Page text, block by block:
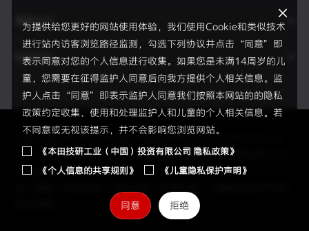
为提供给您更好的网站使用体验，我们使用Cookie和类似技术
进行站内访客浏览路径监测，勾选下列协议并点击“同意”即
表示同意对您的个人信息进行收集。如果您是未满14周岁的儿
童，您需要在征得监护人同意后向我方提供个人相关信息。监
护人点击“同意”即表示监护人同意我们按照本网站的的隐私
政策约定收集、使用和处理监护人和儿童的个人相关信息。若
不同意或无视该提示，并不会影响您浏览网站。
《本田技研工业（中国）投资有限公司 隐私政策》
《个人信息的共享规则》
《儿童隐私保护声明》
同意 拒绝
赛事运动
新闻资讯
Copyright © 2026 Honda Motor(China) Investment Co., Lt
d. All Right Reserved.京ICP备05023886号 京公网安备1101
0502034595号
F1®赛事
2026赛季、新规则、新伙伴、全新H标识